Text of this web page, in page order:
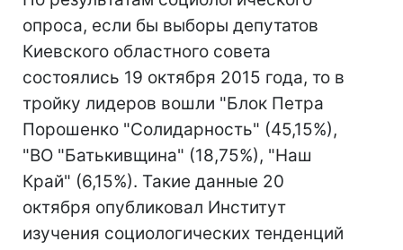
опроса, если бы выборы депутатов
Киевского областного совета
состоялись 19 октября 2015 года, то в
тройку лидеров вошли "Блок Петра
Порошенко "Солидарность" (45,15%),
"ВО "Батькивщина" (18,75%), "Наш
Край" (6,15%). Такие данные 20
октября опубликовал Институт
изучения социологических тенденций